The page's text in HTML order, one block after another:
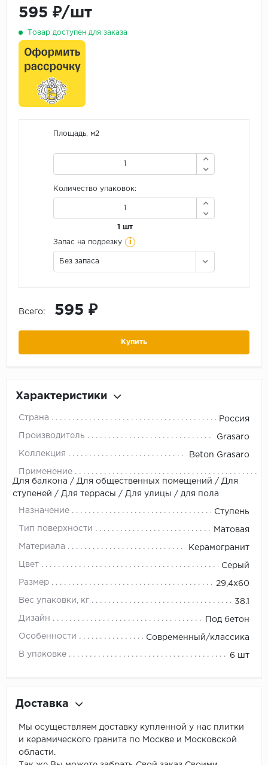
595 ₽/шт
Товар доступен для заказа
Площадь, м2
Количество упаковок:
1 шт
Запас на подрезку i
Без запаса
Всего: 595 ₽
Купить
Характеристики
Страна Россия
Производитель Grasaro
Коллекция Beton Grasaro
Применение
Для балкона / Для общественных помещений / Для
ступеней / Для террасы / Для улицы / для пола
Назначение Ступень
Тип поверхности Матовая
Материала Керамогранит
Цвет Серый
Размер 29,4x60
Вес упаковки, кг 38.1
Дизайн Под бетон
Особенности Современный/классика
В упаковке 6 шт
Доставка
Мы осуществляем доставку купленной у нас плитки
и керамического гранита по Москве и Московской
области.